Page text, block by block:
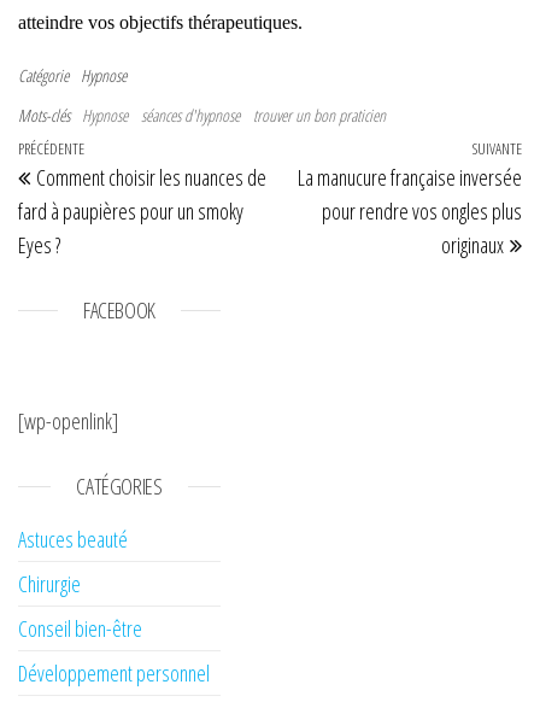
atteindre vos objectifs thérapeutiques.
Catégorie Hypnose
Mots-clés Hypnose séances d'hypnose trouver un bon praticien
Navigation de l’article
Article précédent
PRÉCÉDENTE
Comment choisir les nuances de
fard à paupières pour un smoky
Eyes ?
SUIVANTE
La manucure française inversée
pour rendre vos ongles plus
originaux
FACEBOOK
[wp-openlink]
CATÉGORIES
Astuces beauté
Chirurgie
Conseil bien-être
Développement personnel